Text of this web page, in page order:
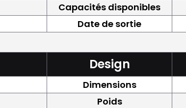
Capacités disponibles
Date de sortie
Design
Dimensions
Poids